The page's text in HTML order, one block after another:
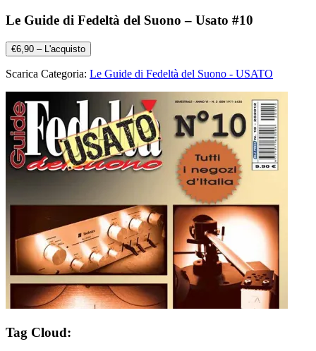
Le Guide di Fedeltà del Suono – Usato #10
€6,90 – L'acquisto
Scarica Categoria: Le Guide di Fedeltà del Suono - USATO
Tag Cloud: